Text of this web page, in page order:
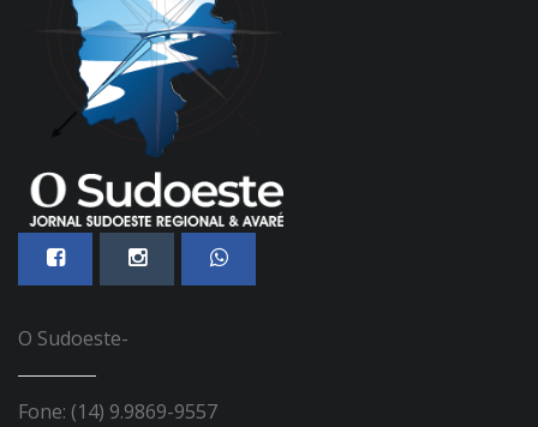
O Sudoeste-
Fone: (14) 9.9869-9557